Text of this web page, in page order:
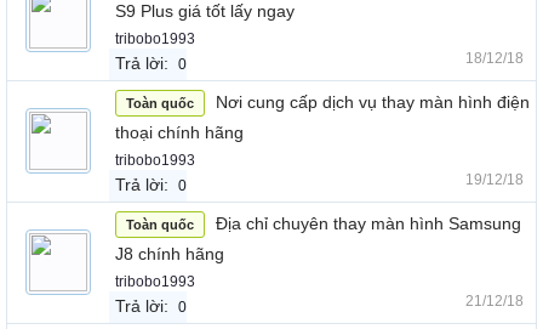
S9 Plus giá tốt lấy ngay
tribobo1993
Trả lời: 0 18/12/18
Toàn quốc
Nơi cung cấp dịch vụ thay màn hình điện
thoại chính hãng
tribobo1993
Trả lời: 0 19/12/18
Toàn quốc
Địa chỉ chuyên thay màn hình Samsung
J8 chính hãng
tribobo1993
Trả lời: 0 21/12/18